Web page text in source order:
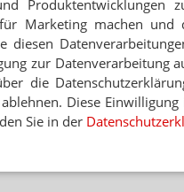
Produktentwicklungen
Marketing machen und
diesen
zur Datenverarbeitung
die
Diese
Sie in der